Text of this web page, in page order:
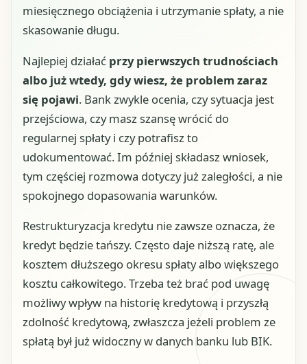
miesięcznego obciążenia i utrzymanie spłaty, a nie
skasowanie długu.
Najlepiej działać przy pierwszych trudnościach
albo już wtedy, gdy wiesz, że problem zaraz
się pojawi. Bank zwykle ocenia, czy sytuacja jest
przejściowa, czy masz szansę wrócić do
regularnej spłaty i czy potrafisz to
udokumentować. Im później składasz wniosek,
tym częściej rozmowa dotyczy już zaległości, a nie
spokojnego dopasowania warunków.
Restrukturyzacja kredytu nie zawsze oznacza, że
kredyt będzie tańszy. Często daje niższą ratę, ale
kosztem dłuższego okresu spłaty albo większego
kosztu całkowitego. Trzeba też brać pod uwagę
możliwy wpływ na historię kredytową i przyszłą
zdolność kredytową, zwłaszcza jeżeli problem ze
spłatą był już widoczny w danych banku lub BIK.